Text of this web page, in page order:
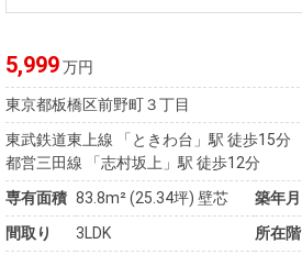
5,999万円
東京都板橋区前野町３丁目
東武鉄道東上線 「ときわ台」駅 徒歩15分
都営三田線 「志村坂上」駅 徒歩12分
専有面積 83.8m²(25.34坪) 壁芯 築年月
間取り
3LDK 所在階